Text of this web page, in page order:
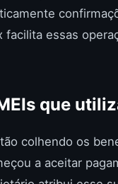
essas
que
colhendo os
a aceitar